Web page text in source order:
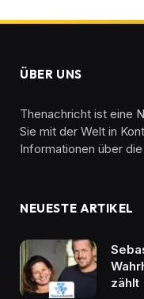
ÜBER UNS
Thenachricht ist eine
Sie mit der Welt in
Informationen über
NEUESTE ARTIKEL
zählt